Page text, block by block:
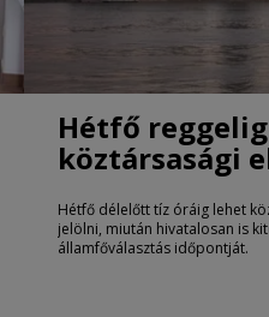
Hétfő
köztársasági
Hétfő délelőtt tíz óráig lehet
jelölni, miután hivatalosan is
államfőválasztás időpontját.